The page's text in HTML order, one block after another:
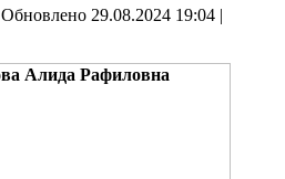
Обновлено 29.08.2024 19:04 |